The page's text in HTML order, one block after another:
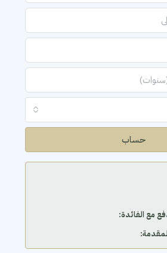
حساب
مع الفائدة: